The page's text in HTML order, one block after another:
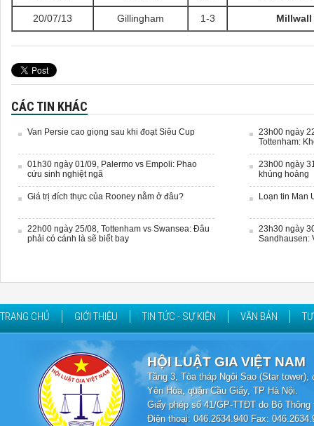
20/07/13 Gillingham 1-3 Millwall
CÁC TIN KHÁC
Van Persie cao giọng sau khi đoạt Siêu Cup
01h30 ngày 01/09, Palermo vs Empoli: Phao
cứu sinh nghiệt ngã
Giá trị đích thực của Rooney nằm ở đâu?
22h00 ngày 25/08, Tottenham vs Swansea: Đâu
phải có cánh là sẽ biết bay
23h00 ngày
Tottenham:
23h00 ngày
khủng hoảng
Loạn tin Man
23h30 ngày
Sandhausen:
TRANG CHỦ GIỚI THIỆU TIN TỨC - SỰ KIỆN VĂN BẢN
HỘI LUẬT GIA VIỆT NAM
Tầng 3, Tòa tháp Ngôi Sao (Star
Yên Hòa, quận Cầu Giấy, TP Hà Nội.
Giấy phép số 41/GP-TTĐT do Bộ
Điện thoại: 046.2634.940 Fax: